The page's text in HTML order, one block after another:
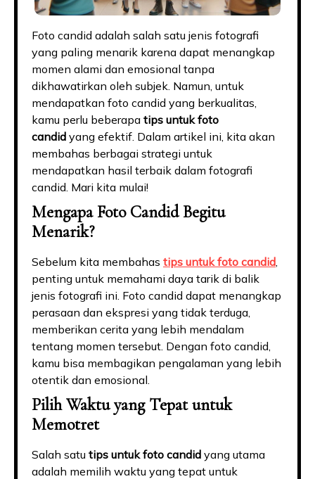
Foto candid adalah salah satu jenis fotografi
yang paling menarik karena dapat menangkap
momen alami dan emosional tanpa
dikhawatirkan oleh subjek. Namun, untuk
mendapatkan foto candid yang berkualitas,
kamu perlu beberapa tips untuk foto
candid yang efektif. Dalam artikel ini, kita akan
membahas berbagai strategi untuk
mendapatkan hasil terbaik dalam fotografi
candid. Mari kita mulai!
Mengapa Foto Candid Begitu
Menarik?
Sebelum kita membahas tips untuk foto candid,
penting untuk memahami daya tarik di balik
jenis fotografi ini. Foto candid dapat menangkap
perasaan dan ekspresi yang tidak terduga,
memberikan cerita yang lebih mendalam
tentang momen tersebut. Dengan foto candid,
kamu bisa membagikan pengalaman yang lebih
otentik dan emosional.
Pilih Waktu yang Tepat untuk
Memotret
Salah satu tips untuk foto candid yang utama
adalah memilih waktu yang tepat untuk